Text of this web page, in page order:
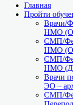
Главная
Пройти
Врачи/
НМО
СМП/
НМО
СМП/
НМО
Врачи
ЭО –
СМП/